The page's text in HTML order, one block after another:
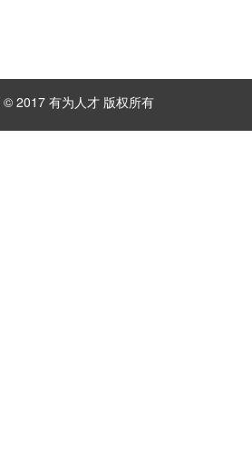
2017 有为人才 版权所有